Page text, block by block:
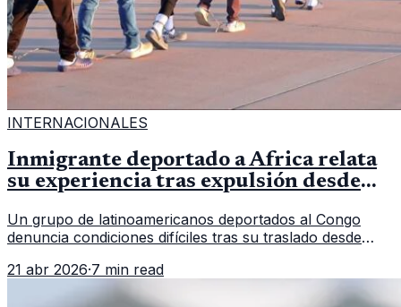
INTERNACIONALES
Inmigrante deportado a África relata
su experiencia tras expulsión desde
Un grupo de latinoamericanos deportados al Congo
denuncia condiciones difíciles tras su traslado desde
psicológico de llegar a África.
21 abr 2026·7 min read